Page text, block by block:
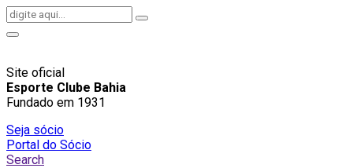
Site oficial
Esporte Clube Bahia
Fundado em 1931
Seja sócio
Portal do Sócio
Search